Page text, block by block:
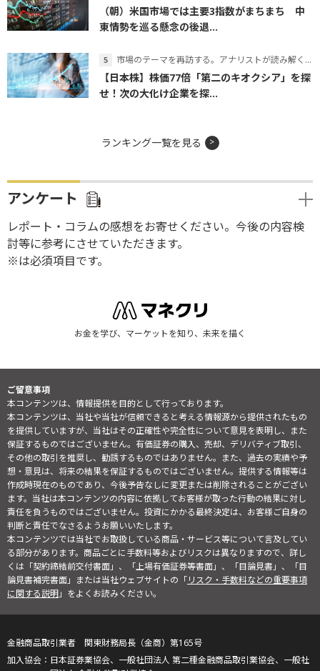
（朝）米国市場では主要3指数がまちまち 中
東情勢を巡る懸念の後退...
市場のテーマを再訪する。アナリストが読み解くテーマの本質
【日本株】株価77倍「第二のキオクシア」を探
せ！次の大化け企業を探...
ランキング一覧を見る
アンケート
レポート・コラムの感想をお寄せください。今後の内容検
討等に参考にさせていただきます。
※は必須項目です。
お金を学び、マーケットを知り、未来を描く
ご留意事項
本コンテンツは、情報提供を目的として行っております。
本コンテンツは、当社や当社が信頼できると考える情報源から提供されたもの
を提供していますが、当社はその正確性や完全性について意見を表明し、また
保証するものではございません。有価証券の購入、売却、デリバティブ取引、
その他の取引を推奨し、勧誘するものではありません。また、過去の実績や予
想・意見は、将来の結果を保証するものではございません。提供する情報等は
作成時現在のものであり、今後予告なしに変更または削除されることがござい
ます。当社は本コンテンツの内容に依拠してお客様が取った行動の結果に対し
責任を負うものではございません。投資にかかる最終決定は、お客様ご自身の
判断と責任でなさるようお願いいたします。
本コンテンツでは当社でお取扱している商品・サービス等について言及してい
る部分があります。商品ごとに手数料等およびリスクは異なりますので、詳し
くは「契約締結前交付書面」、「上場有価証券等書面」、「目論見書」、「目
論見書補完書面」または当社ウェブサイトの「リスク・手数料などの重要事項
に関する説明」をよくお読みください。
金融商品取引業者 関東財務局長（金商）第165号
日本証券業協会、一般社団法人 第二種金融商品取引業協会、一般社